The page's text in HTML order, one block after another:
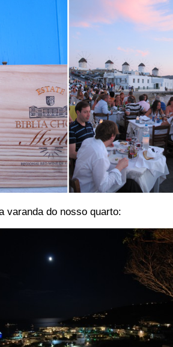
varanda do nosso quarto: